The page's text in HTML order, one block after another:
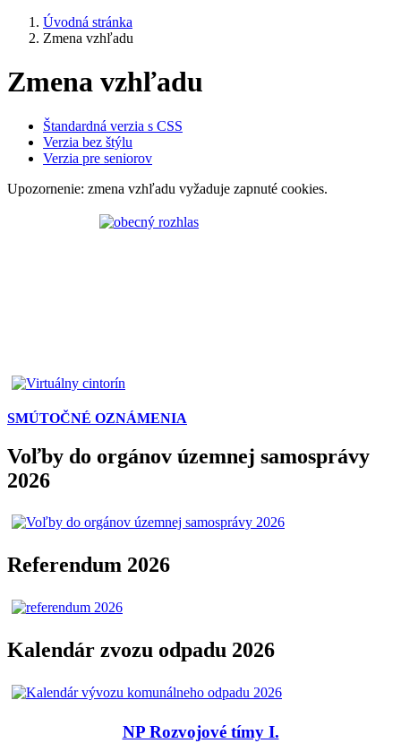
Úvodná stránka
Zmena vzhľadu
Zmena vzhľadu
Štandardná verzia s CSS
Verzia bez štýlu
Verzia pre seniorov
Upozornenie: zmena vzhľadu vyžaduje zapnuté cookies.
SMÚTOČNÉ OZNÁMENIA
Voľby do orgánov územnej samosprávy
2026
Referendum 2026
Kalendár zvozu odpadu 2026
NP Rozvojové tímy I.